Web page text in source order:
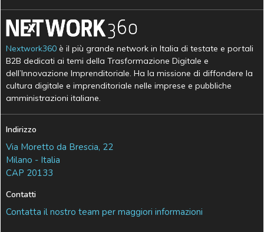
Nextwork360 è il più grande network in Italia di testate e portali
B2B dedicati ai temi della Trasformazione Digitale e
dell’Innovazione Imprenditoriale. Ha la missione di diffondere la
cultura digitale e imprenditoriale nelle imprese e pubbliche
amministrazioni italiane.
Indirizzo
Via Moretto da Brescia, 22
Milano - Italia
CAP 20133
Contatti
Contatta il nostro team per maggiori informazioni